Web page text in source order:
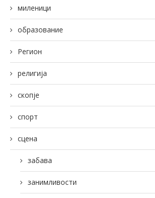
миленици
образование
Регион
религија
скопје
спорт
сцена
забава
занимливости